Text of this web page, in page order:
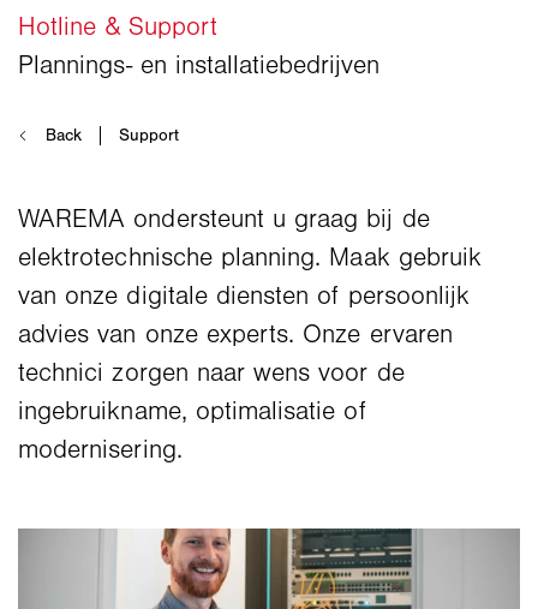
WAREMA ondersteunt u graag bij de
elektrotechnische planning. Maak gebruik
van onze digitale diensten of persoonlijk
advies van onze experts. Onze ervaren
technici zorgen naar wens voor de
ingebruikname, optimalisatie of
modernisering.